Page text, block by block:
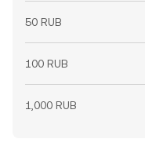
50 RUB
100 RUB
1,000 RUB